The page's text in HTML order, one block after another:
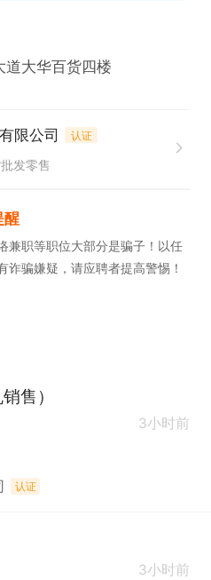
道大华百货四楼
限公司 认证
发零售
醒
兼职等职位大部分是骗子！以任
骗嫌疑，请应聘者提高警惕！
售）
3小时前
认证
3小时前